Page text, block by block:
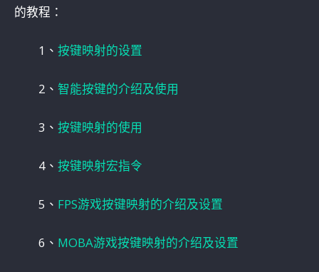
的教程：
1、 按键映射的设置
2、 智能按键的介绍及使用
3、 按键映射的使用
4、 按键映射宏指令
5、 FPS游戏按键映射的介绍及设置
6、 MOBA游戏按键映射的介绍及设置